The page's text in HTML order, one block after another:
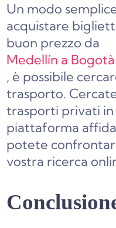
Un modo
acquistare
buon prezzo da
Medellín a
, è possibile
trasporto.
trasporti privati in
piattaforma
potete
vostra ricerca